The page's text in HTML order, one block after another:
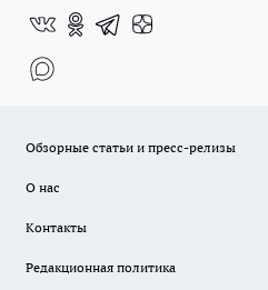
Обзорные статьи и пресс-релизы
О нас
Контакты
Редакционная политика